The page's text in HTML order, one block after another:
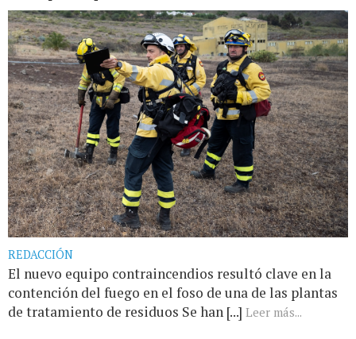
REDACCIÓN
El nuevo equipo contraincendios resultó clave en la
contención del fuego en el foso de una de las plantas
de tratamiento de residuos Se han [...] Leer más...